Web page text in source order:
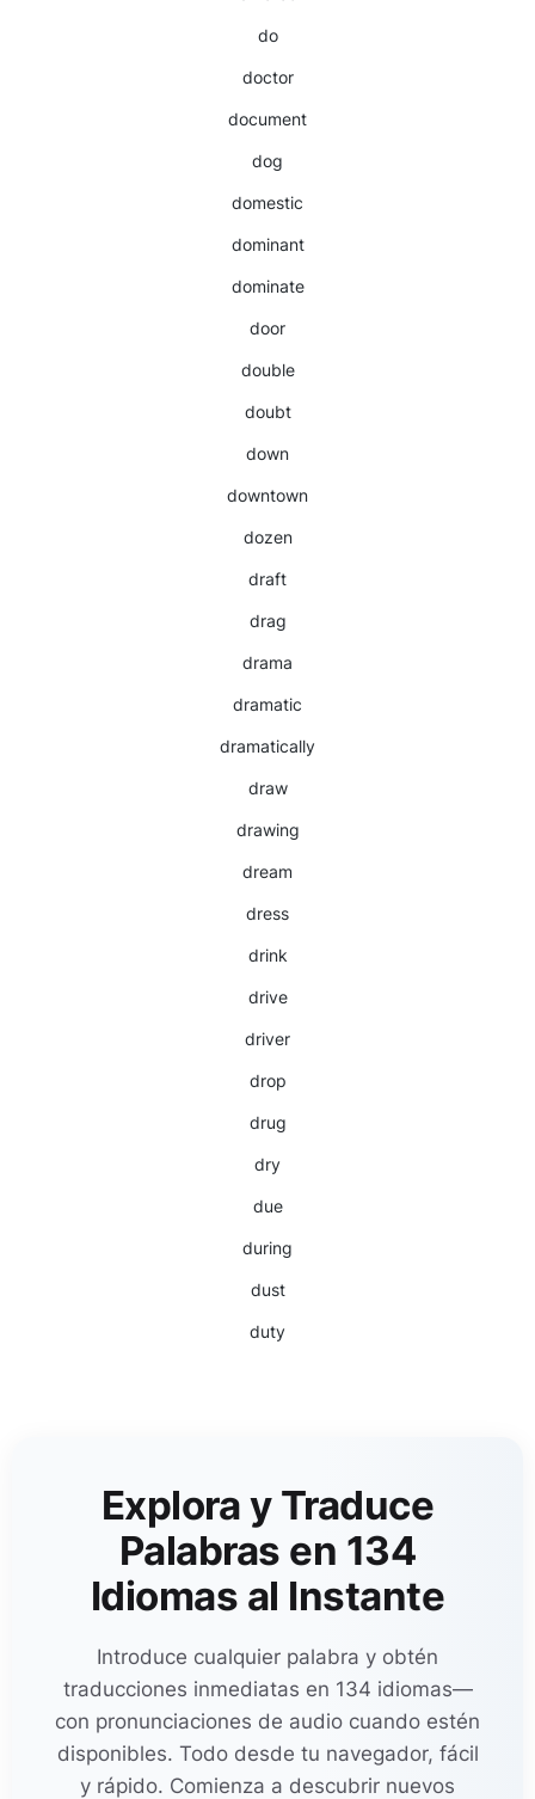
do
doctor
document
dog
domestic
dominant
dominate
door
double
doubt
down
downtown
dozen
draft
drag
drama
dramatic
dramatically
draw
drawing
dream
dress
drink
drive
driver
drop
drug
dry
due
during
dust
duty
Explora y Traduce
Palabras en 134
Idiomas al Instante
Introduce cualquier palabra y obtén
traducciones inmediatas en 134 idiomas—
con pronunciaciones de audio cuando estén
disponibles. Todo desde tu navegador, fácil
y rápido. Comienza a descubrir nuevos